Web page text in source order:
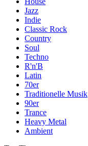
Jazz
Indie
Classic Rock
Country
Soul
Techno
R'n'B
Latin
70er
Traditionelle Musik
90er
Trance
Heavy Metal
Ambient